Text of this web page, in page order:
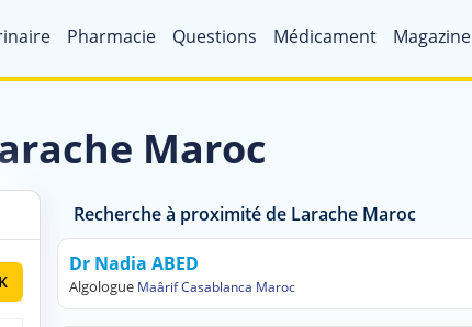
Pharmacie Questions Médicament Magazine
Maroc
Recherche à proximité de Larache Maroc
Dr Nadia ABED
Algologue Maârif Casablanca Maroc